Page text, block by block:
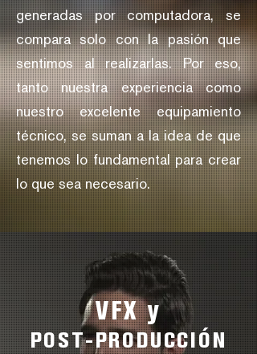
generadas por computadora, se
compara solo con la pasión que
sentimos al realizarlas. Por eso,
tanto nuestra experiencia como
nuestro excelente equipamiento
técnico, se suman a la idea de que
tenemos lo fundamental para crear
lo que sea necesario.
VFX y
POST-PRODUCCIÓN